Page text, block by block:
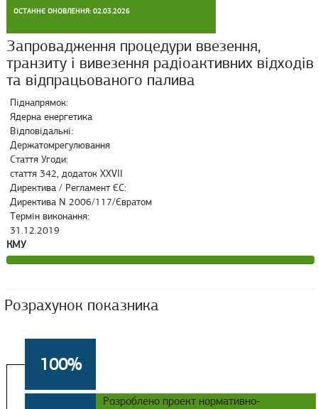
ОСТАННЄ ОНОВЛЕННЯ: 02.03.2026
Запровадження процедури ввезення,
транзиту і вивезення радіоактивних відходів
та відпрацьованого палива
Піднапрямок:
Ядерна енергетика
Відповідальні:
Держатомрегулювання
Стаття Угоди:
стаття 342, додаток XXVII
Директива / Регламент ЄС:
Директива N 2006/117/Євратом
Термін виконання:
31.12.2019
КМУ
Розрахунок показника
100%
Розроблено проект нормативно-